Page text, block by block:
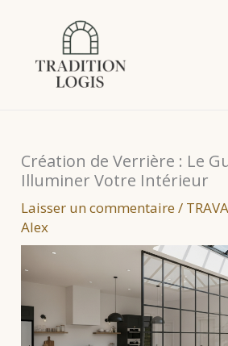
contenu
Création de Verrière : Le
Illuminer Votre Intérieur
Laisser un commentaire /
Alex